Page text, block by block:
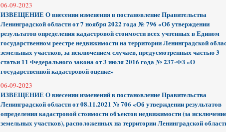
06-09-2023
ИЗВЕЩЕНИЕ О внесении изменения в постановление Правительства
Ленинградской области от 7 ноября 2022 года № 796 «Об утверждении
результатов определения кадастровой стоимости всех учтенных в Едином
государственном реестре недвижимости на территории Ленинградской
земельных участков, за исключением случаев, предусмотренных частью 3
статьи 11 Федерального закона от 3 июля 2016 года № 237-ФЗ «О
государственной кадастровой оценке»
06-09-2023
ИЗВЕЩЕНИЕ О внесении изменений в постановление Правительства
Ленинградской области от 08.11.2021 № 706 «Об утверждении результатов
определения кадастровой стоимости объектов недвижимости (за
земельных участков), расположенных на территории Ленинградской